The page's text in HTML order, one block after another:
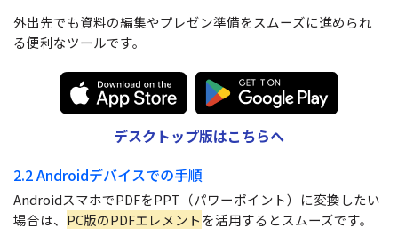
外出先でも資料の編集やプレゼン準備をスムーズに進められ
る便利なツールです。
デスクトップ版はこちらへ
2.2 Androidデバイスでの手順
AndroidスマホでPDFをPPT（パワーポイント）に変換したい
場合は、 PC版のPDFエレメント を活用するとスムーズです。